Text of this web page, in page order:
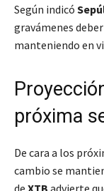
Según indicó
gravámenes
manteniendo en
próxima
De cara a los
cambio se